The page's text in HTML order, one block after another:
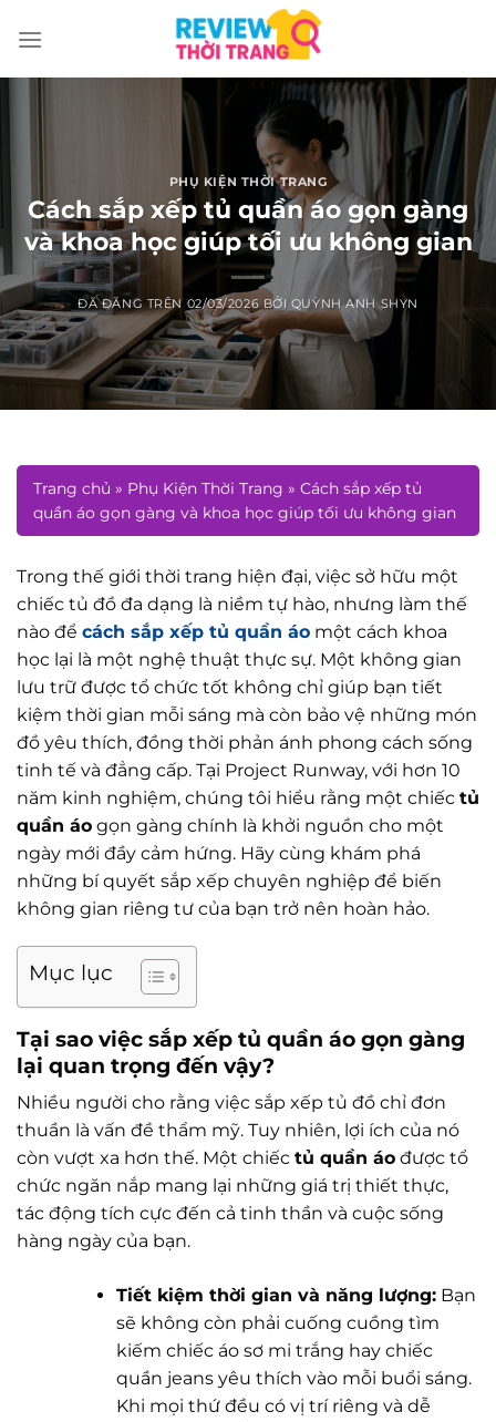
đến
PHỤ KIỆN THỜI TRANG
Cách sắp xếp tủ quần áo gọn gàng
và khoa học giúp tối ưu không gian
ĐÃ ĐĂNG TRÊN 02/03/2026 BỞI QUỲNH ANH SHYN
Trang chủ » Phụ Kiện Thời Trang » Cách sắp xếp tủ
quần áo gọn gàng và khoa học giúp tối ưu không gian
Trong thế giới thời trang hiện đại, việc sở hữu một
chiếc tủ đồ đa dạng là niềm tự hào, nhưng làm thế
nào để cách sắp xếp tủ quần áo một cách khoa
học lại là một nghệ thuật thực sự. Một không gian
lưu trữ được tổ chức tốt không chỉ giúp bạn tiết
kiệm thời gian mỗi sáng mà còn bảo vệ những món
đồ yêu thích, đồng thời phản ánh phong cách sống
tinh tế và đẳng cấp. Tại Project Runway, với hơn 10
năm kinh nghiệm, chúng tôi hiểu rằng một chiếc tủ
quần áo gọn gàng chính là khởi nguồn cho một
ngày mới đầy cảm hứng. Hãy cùng khám phá
những bí quyết sắp xếp chuyên nghiệp để biến
không gian riêng tư của bạn trở nên hoàn hảo.
Mục lục
Tại sao việc sắp xếp tủ quần áo gọn gàng
lại quan trọng đến vậy?
Nhiều người cho rằng việc sắp xếp tủ đồ chỉ đơn
thuần là vấn đề thẩm mỹ. Tuy nhiên, lợi ích của nó
còn vượt xa hơn thế. Một chiếc tủ quần áo được tổ
chức ngăn nắp mang lại những giá trị thiết thực,
tác động tích cực đến cả tinh thần và cuộc sống
hàng ngày của bạn.
Tiết kiệm thời gian và năng lượng:Bạn
sẽ không còn phải cuống cuồng tìm
kiếm chiếc áo sơ mi trắng hay chiếc
quần jeans yêu thích vào mỗi buổi sáng.
Khi mọi thứ đều có vị trí riêng và dễ